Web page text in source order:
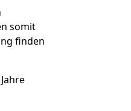
somit
finden